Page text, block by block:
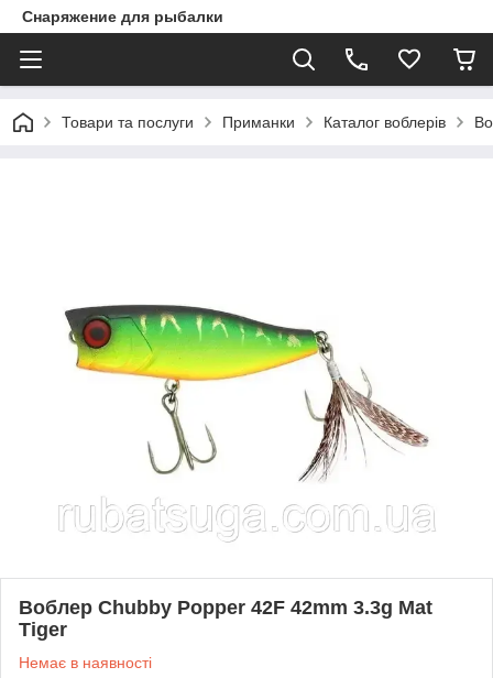
Снаряжение для рыбалки
Товари та послуги Приманки Каталог воблерів
Воблер Chubby Popper 42F 42mm 3.3g Mat
Tiger
Немає в наявності